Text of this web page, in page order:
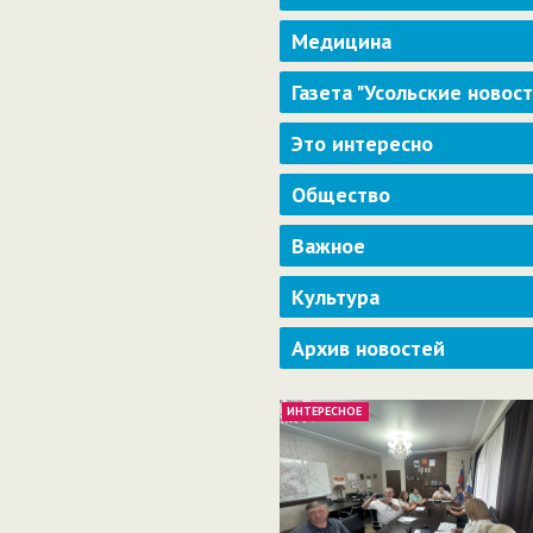
Медицина
Газета "Усольские
Это интересно
Общество
Важное
Культура
Архив новостей
ИНТЕРЕСНОЕ